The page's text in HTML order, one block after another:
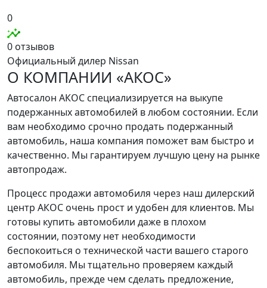
0
0 отзывов
Официальный дилер Nissan
О КОМПАНИИ «АКОС»
Автосалон АКОС специализируется на выкупе
подержанных автомобилей в любом состоянии. Если
вам необходимо срочно продать подержанный
автомобиль, наша компания поможет вам быстро и
качественно. Мы гарантируем лучшую цену на рынке
автопродаж.
Процесс продажи автомобиля через наш дилерский
центр АКОС очень прост и удобен для клиентов. Мы
готовы купить автомобили даже в плохом
состоянии, поэтому нет необходимости
беспокоиться о технической части вашего старого
автомобиля. Мы тщательно проверяем каждый
автомобиль, прежде чем сделать предложение,